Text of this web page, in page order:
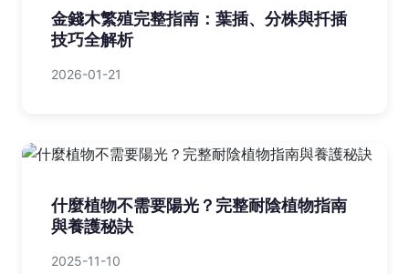
金錢木繁殖完整指南：葉插、分株與扦插
技巧全解析
2026-01-21
什麼植物不需要陽光？完整耐陰植物指南
與養護秘訣
2025-11-10